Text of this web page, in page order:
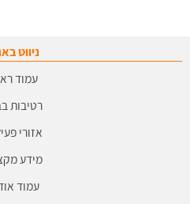
ניווט
עמוד
רטיבות
אזורי
מידע
עמוד